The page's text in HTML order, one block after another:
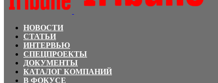
НОВОСТИ
СТАТЬИ
ИНТЕРВЬЮ
СПЕЦПРОЕКТЫ
ДОКУМЕНТЫ
КАТАЛОГ КОМПАНИЙ
В ФОКУСЕ